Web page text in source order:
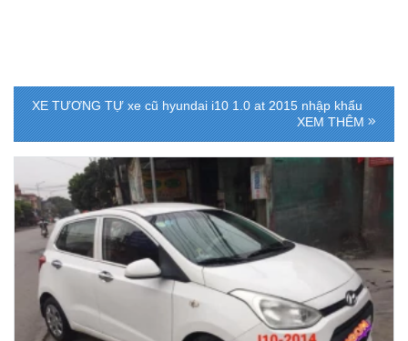
XE TƯƠNG TỰxe cũ hyundai i10 1.0 at 2015 nhập khẩu
XEM THÊM